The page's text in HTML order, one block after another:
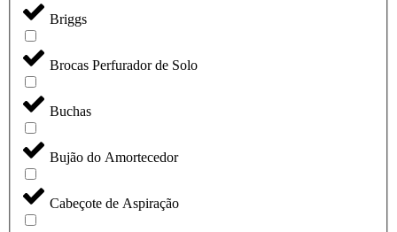
Briggs
Brocas Perfurador de Solo
Buchas
Bujão do Amortecedor
Cabeçote de Aspiração